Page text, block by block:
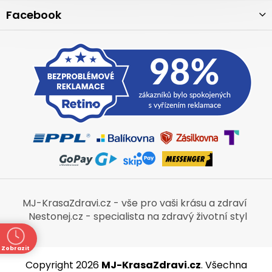
Facebook
MJ-KrasaZdravi.cz - vše pro vaši krásu a zdraví
Nestonej.cz - specialista na zdravý životní styl
Copyright 2026 MJ-KrasaZdravi.cz. Všechna
Zobrazit